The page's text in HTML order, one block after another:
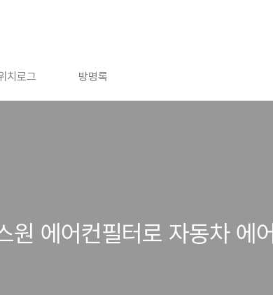
치로그 방명록
원 에어컨필터로 자동차 에